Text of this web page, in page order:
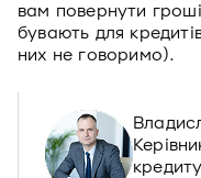
вам повернути
бувають для
них не говоримо).